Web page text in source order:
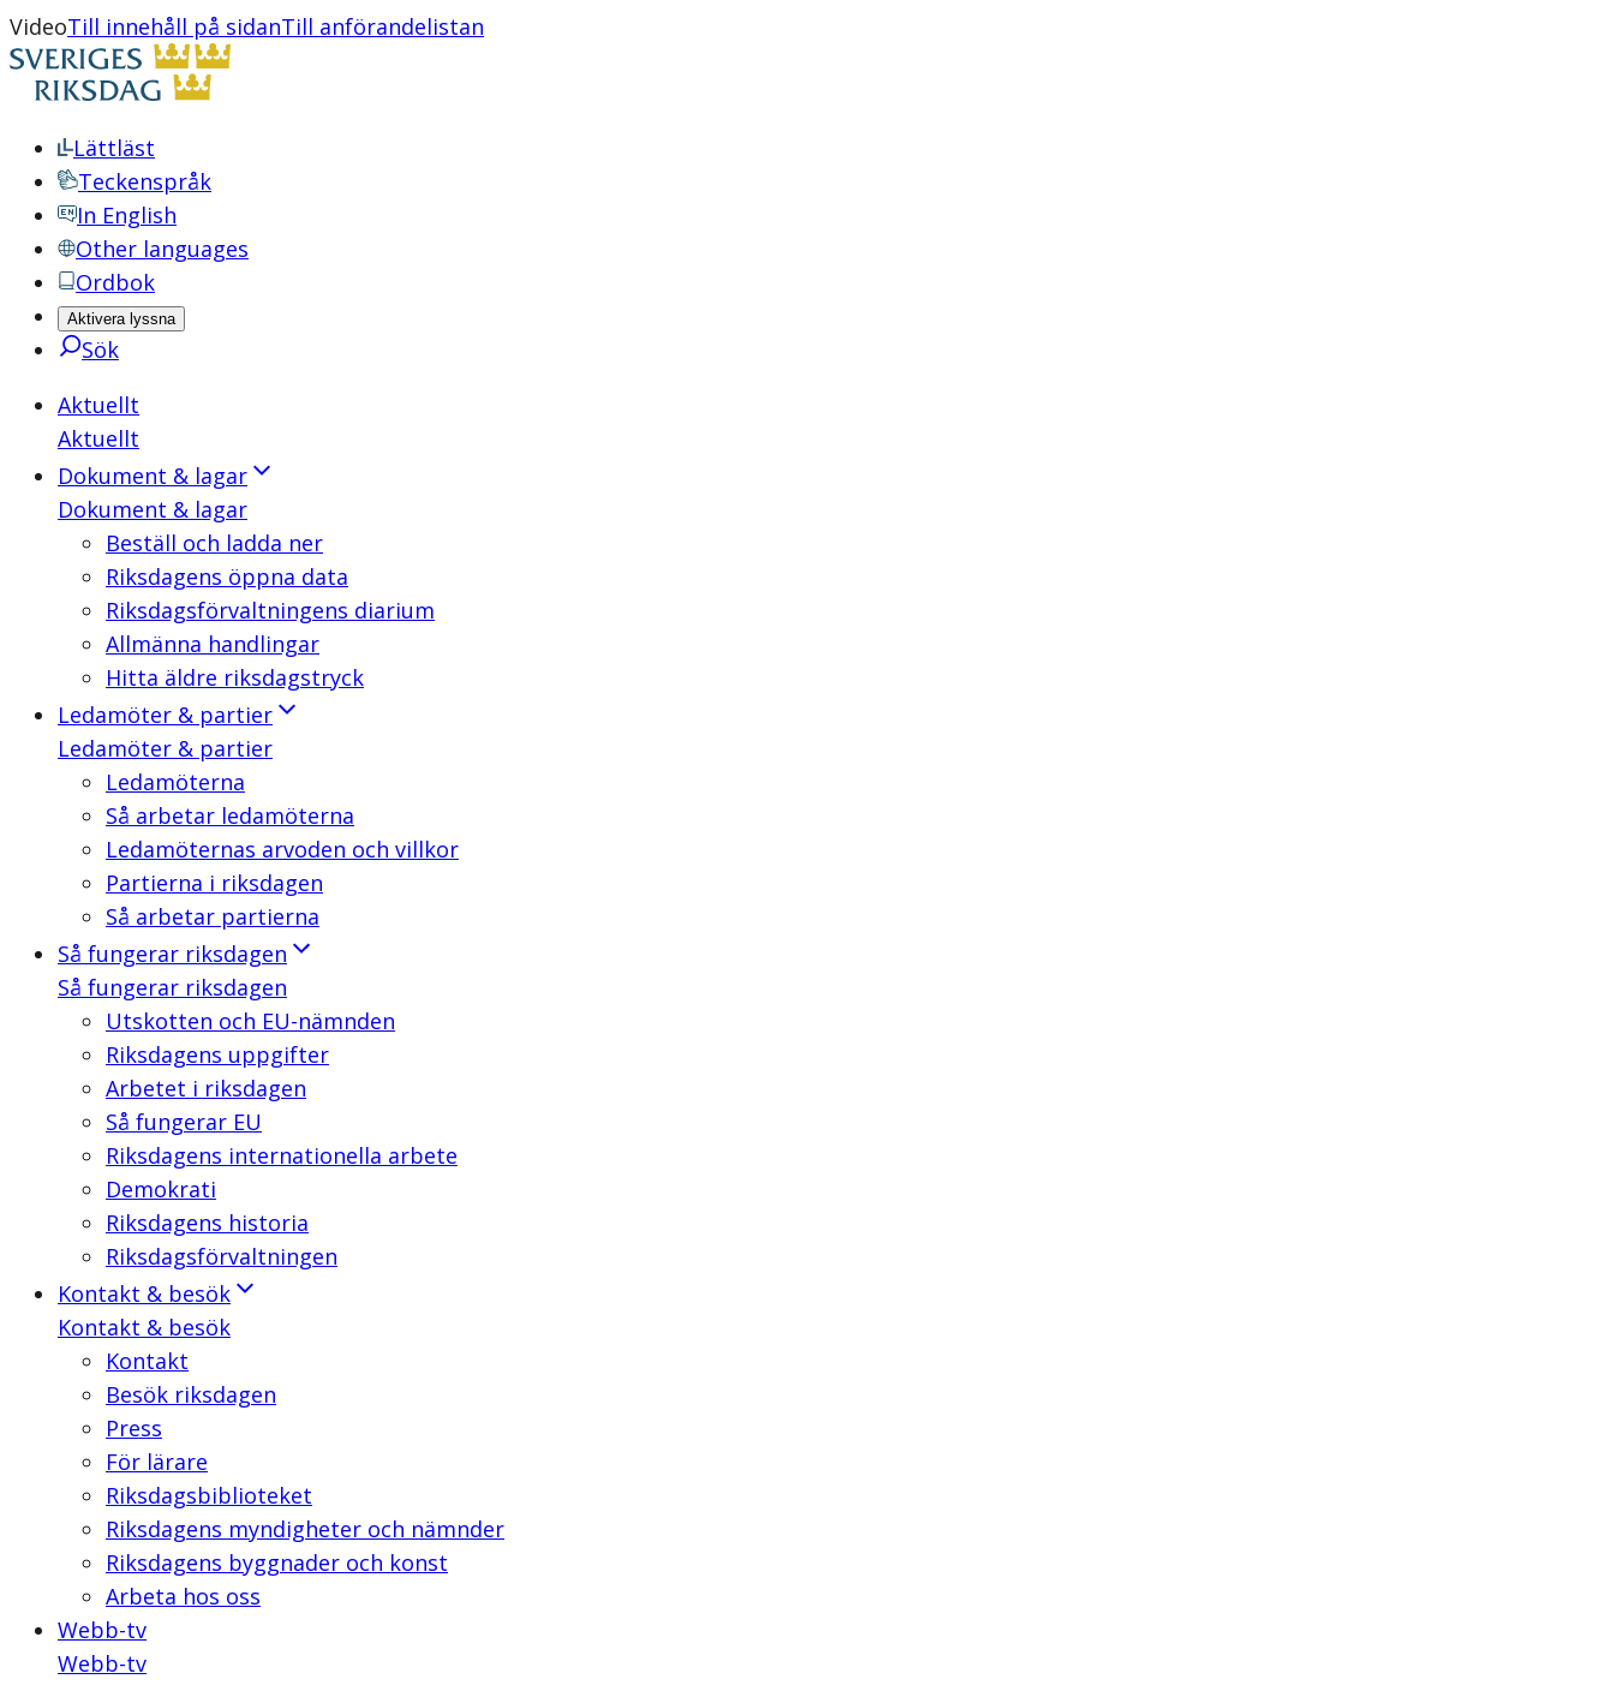
VideoTill innehåll på sidanTill anförandelistan
Lättläst
Teckenspråk
In English
Other languages
Ordbok
Aktivera lyssna
Sök
Aktuellt
Aktuellt
Dokument & lagar
Dokument & lagar
Beställ och ladda ner
Riksdagens öppna data
Riksdagsförvaltningens diarium
Allmänna handlingar
Hitta äldre riksdagstryck
Ledamöter & partier
Ledamöter & partier
Ledamöterna
Så arbetar ledamöterna
Ledamöternas arvoden och villkor
Partierna i riksdagen
Så arbetar partierna
Så fungerar riksdagen
Så fungerar riksdagen
Utskotten och EU-nämnden
Riksdagens uppgifter
Arbetet i riksdagen
Så fungerar EU
Riksdagens internationella arbete
Demokrati
Riksdagens historia
Riksdagsförvaltningen
Kontakt & besök
Kontakt & besök
Kontakt
Besök riksdagen
Press
För lärare
Riksdagsbiblioteket
Riksdagens myndigheter och nämnder
Riksdagens byggnader och konst
Arbeta hos oss
Webb-tv
Webb-tv